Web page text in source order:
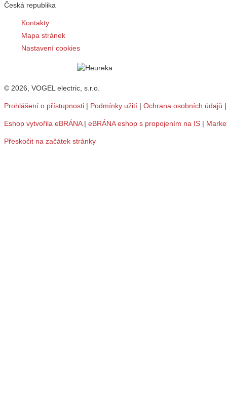
Česká republika
Kontakty
Mapa stránek
Nastavení cookies
© 2026, VOGEL electric, s.r.o.
Prohlášení o přístupnosti | Podmínky užití | Ochrana osobních údajů
Eshop vytvořila eBRÁNA| eBRÁNA eshop s propojením na IS |
Přeskočit na začátek stránky